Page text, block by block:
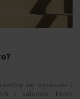
się wyraziste i
i salonów, które